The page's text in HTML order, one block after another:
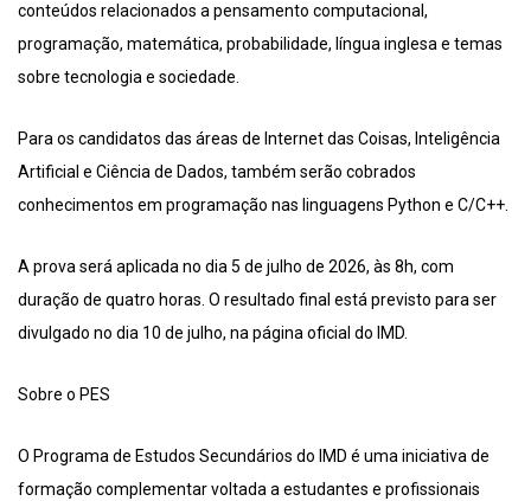
conteúdos relacionados a pensamento computacional,
programação, matemática, probabilidade, língua inglesa e temas
sobre tecnologia e sociedade.
Para os candidatos das áreas de Internet das Coisas, Inteligência
Artificial e Ciência de Dados, também serão cobrados
conhecimentos em programação nas linguagens Python e C/C++.
A prova será aplicada no dia 5 de julho de 2026, às 8h, com
duração de quatro horas. O resultado final está previsto para ser
divulgado no dia 10 de julho, na página oficial do IMD.
Sobre o PES
O Programa de Estudos Secundários do IMD é uma iniciativa de
formação complementar voltada a estudantes e profissionais